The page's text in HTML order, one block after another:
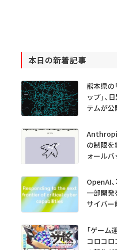
本日の新着記事
熊本県の
ップ」、
テムが公
の制限
ォール
OpenAI
一部開
サイバー
「ゲーム
コロコロ